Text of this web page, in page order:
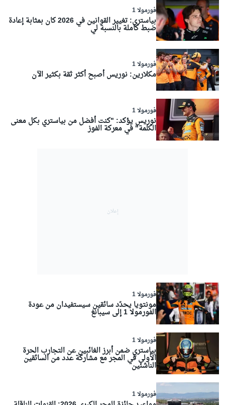
فورمولا 1
بياستري: تغيير القوانين في 2026 كان بمثابة إعادة
ضبط كاملة بالنسبة لي
فورمولا 1
مكلارين: نوريس أصبح أكثر ثقة بكثير الآن
فورمولا 1
نوريس يؤكد: "كنت أفضل من بياستري بكل معنى
الكلمة" في معركة الفوز
فورمولا 1
مونتويا يحدّد سائقين سيستفيدان من عودة
الفورمولا 1 إلى سيبانغ
فورمولا 1
بياستري ضمن أبرز الغائبين عن التجارب الحرة
الأولى في المجر مع مشاركة عدد من السائقين
الناشئين
فورمولا 1